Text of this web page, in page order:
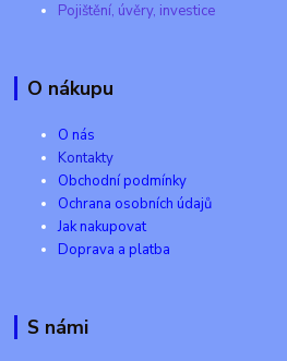
Pojištění, úvěry, investice
O nákupu
O nás
Kontakty
Obchodní podmínky
Ochrana osobních údajů
Jak nakupovat
Doprava a platba
S námi